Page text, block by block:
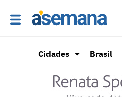
Cidades Brasil